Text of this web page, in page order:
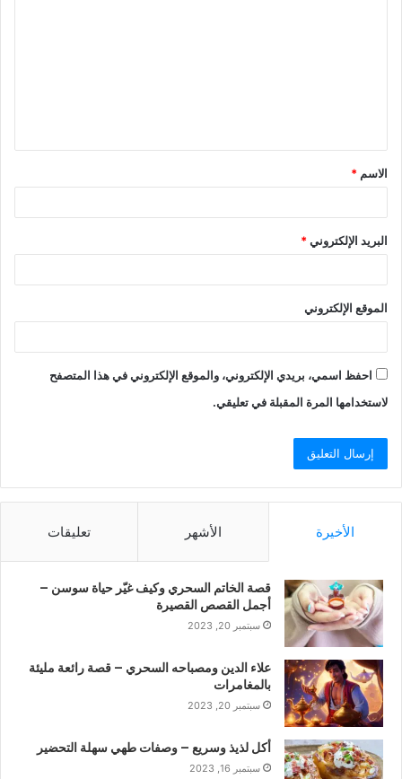
الاسم *
البريد الإلكتروني*
الموقع الإلكتروني
احفظ اسمي، بريدي الإلكتروني، والموقع الإلكتروني في هذا المتصفح
لاستخدامها المرة المقبلة في تعليقي.
الأخيرة الأشهر تعليقات
قصة الخاتم السحري وكيف غيّر حياة سوسن –
أجمل القصص القصيرة
سبتمبر 20, 2023
علاء الدين ومصباحه السحري – قصة رائعة مليئة
بالمغامرات
سبتمبر 20, 2023
أكل لذيذ وسريع – وصفات طهي سهلة التحضير
سبتمبر 16, 2023